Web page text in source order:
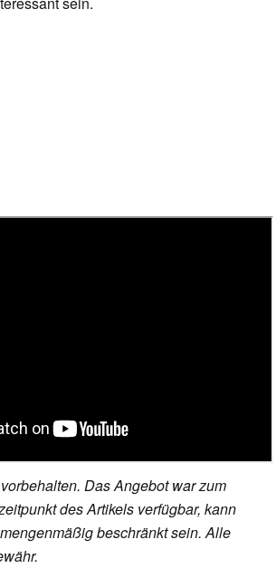
Das Angebot war zum
des Artikels verfügbar, kann
beschränkt sein. Alle